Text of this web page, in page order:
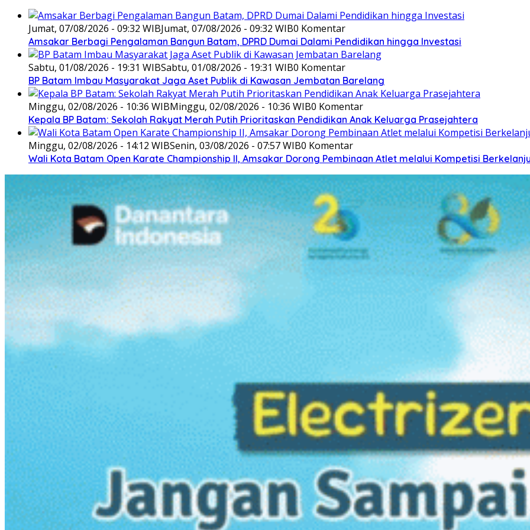
Jumat, 07/08/2026 - 09:32 WIBJumat, 07/08/2026 - 09:32 WIB0 Komentar
Amsakar Berbagi Pengalaman Bangun Batam, DPRD Dumai Dalami Pendidikan hingga Investasi
Sabtu, 01/08/2026 - 19:31 WIBSabtu, 01/08/2026 - 19:31 WIB0 Komentar
BP Batam Imbau Masyarakat Jaga Aset Publik di Kawasan Jembatan Barelang
Minggu, 02/08/2026 - 10:36 WIBMinggu, 02/08/2026 - 10:36 WIB0 Komentar
Kepala BP Batam: Sekolah Rakyat Merah Putih Prioritaskan Pendidikan Anak Keluarga Prasejahtera
Minggu, 02/08/2026 - 14:12 WIBSenin, 03/08/2026 - 07:57 WIB0 Komentar
Wali Kota Batam Open Karate Championship II, Amsakar Dorong Pembinaan Atlet melalui Kompetisi